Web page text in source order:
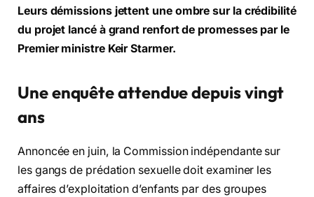
Leurs démissions jettent une ombre sur la crédibilité
du projet lancé à grand renfort de promesses par le
Premier ministre Keir Starmer.
Une enquête attendue depuis vingt
ans
Annoncée en juin, la Commission indépendante sur
les gangs de prédation sexuelle doit examiner les
affaires d’exploitation d’enfants par des groupes